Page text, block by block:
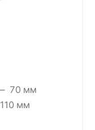
70 мм
110 мм